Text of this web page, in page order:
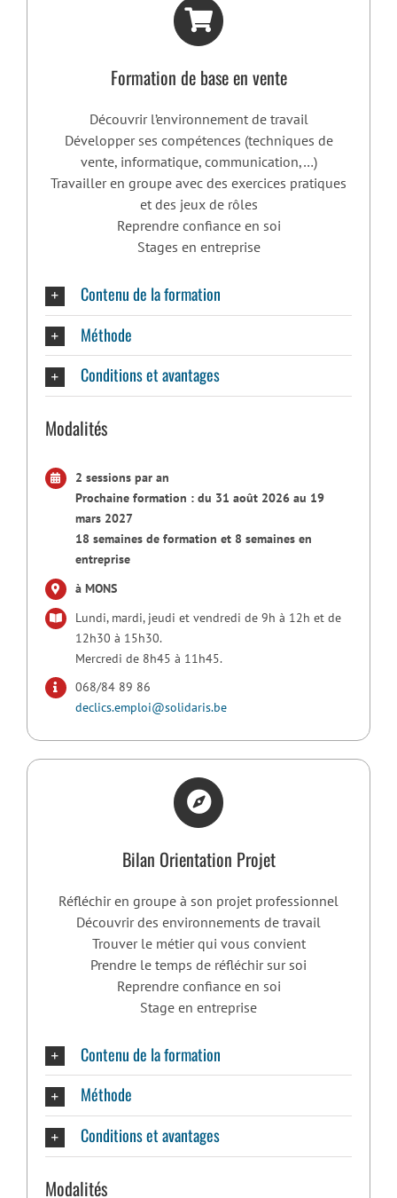
Formation de base en vente
Découvrir l’environnement de travail
Développer ses compétences (techniques de
vente, informatique, communication,…)
Travailler en groupe avec des exercices pratiques
et des jeux de rôles
Reprendre confiance en soi
Stages en entreprise
Contenu de la formation
Méthode
Conditions et avantages
Modalités
2 sessions par an
Prochaine formation : du 31 août 2026 au 19
mars 2027
18 semaines de formation et 8 semaines en
entreprise
à MONS
Lundi, mardi, jeudi et vendredi de 9h à 12h et de
12h30 à 15h30.
Mercredi de 8h45 à 11h45.
068/84 89 86
declics.emploi@solidaris.be
Bilan Orientation Projet
Réfléchir en groupe à son projet professionnel
Découvrir des environnements de travail
Trouver le métier qui vous convient
Prendre le temps de réfléchir sur soi
Reprendre confiance en soi
Stage en entreprise
Contenu de la formation
Méthode
Conditions et avantages
Modalités